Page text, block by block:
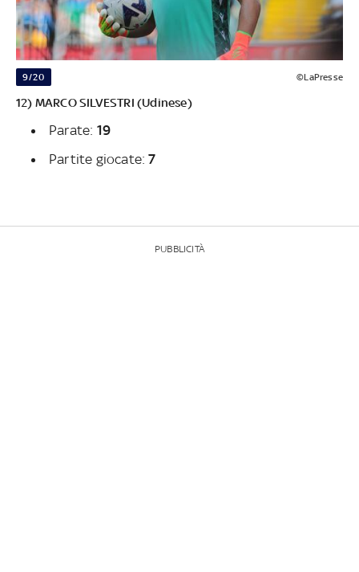
9/20 ©LaPresse
12) MARCO SILVESTRI (Udinese)
Parate: 19
Partite giocate:7
PUBBLICITÀ